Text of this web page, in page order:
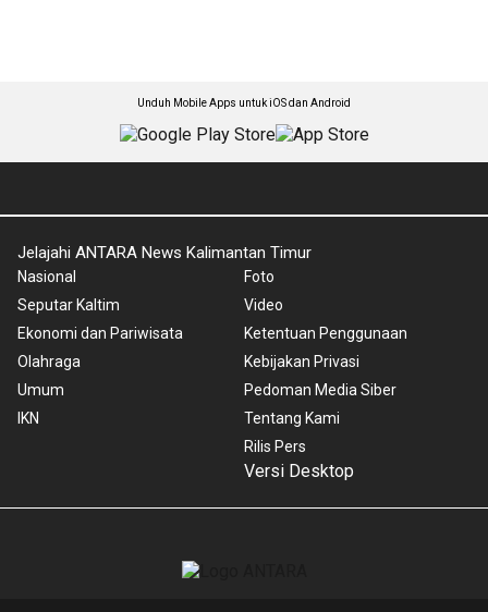
Unduh Mobile Apps untuk iOS dan Android
Jelajahi ANTARA News Kalimantan Timur
Nasional
Seputar Kaltim
Ekonomi dan Pariwisata
Olahraga
Umum
IKN
Foto
Video
Ketentuan Penggunaan
Kebijakan Privasi
Pedoman Media Siber
Tentang Kami
Rilis Pers
Versi Desktop